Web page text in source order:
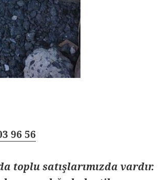
96 56
toplu satışlarımızda vardır.